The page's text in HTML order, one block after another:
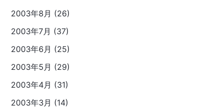
2003年8月 (26)
2003年7月 (37)
2003年6月 (25)
2003年5月 (29)
2003年4月 (31)
2003年3月 (14)